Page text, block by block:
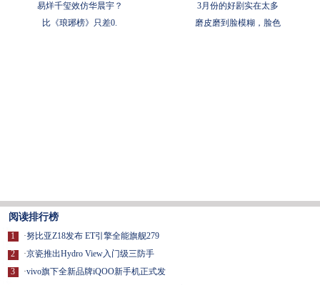
易烊千玺效仿华晨宇？
3月份的好剧实在太多
比《琅琊榜》只差0.
磨皮磨到脸模糊，脸色
阅读排行榜
1
2
3
·努比亚Z18发布 ET引擎全能旗舰279
·京瓷推出Hydro View入门级三防手
·vivo旗下全新品牌iQOO新手机正式发